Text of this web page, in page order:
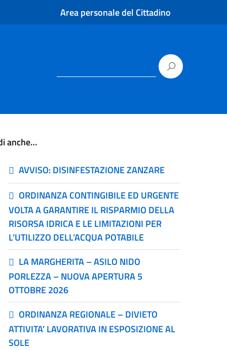
Area personale del Cittadino
anche…
AVVISO: DISINFESTAZIONE ZANZARE
ORDINANZA CONTINGIBILE ED URGENTE
VOLTA A GARANTIRE IL RISPARMIO DELLA
RISORSA IDRICA E LE LIMITAZIONI PER
L’UTILIZZO DELL’ACQUA POTABILE
LA MARGHERITA – ASILO NIDO
PORLEZZA – NUOVA APERTURA 5
OTTOBRE 2026
ORDINANZA REGIONALE – DIVIETO
ATTIVITA’ LAVORATIVA IN ESPOSIZIONE AL
SOLE